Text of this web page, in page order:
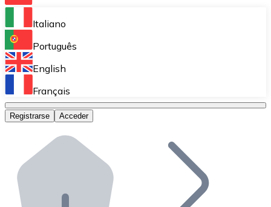
Bitnovo Ramp
Integra nuestra solución en tu plataforma.
Bitnovo Giftcards
Bitnovo OTC
Bitnovo ATM
Integra un ATM Bitnovo en tu negocio y permite que
Bitnovo API
Italiano
Português
English
Français
Registrarse Acceder